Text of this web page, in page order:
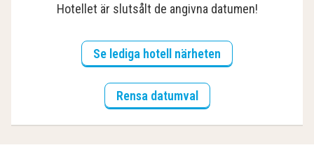
Hotellet är slutsålt de angivna datumen!
Se lediga hotell närheten
Rensa datumval